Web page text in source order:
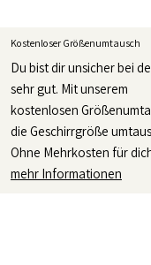
Kostenloser Größenumtausch
Du bist dir unsicher bei
sehr gut. Mit unserem
kostenlosen
die Geschirrgröße
Ohne Mehrkosten für
mehr Informationen